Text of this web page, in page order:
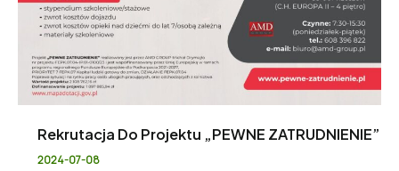
Rekrutacja Do Projektu „PEWNE ZATRUDNIENIE”
2024-07-08